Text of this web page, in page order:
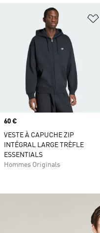
Prix
60 €
VESTE À CAPUCHE ZIP
INTÉGRAL LARGE TRÈFLE
ESSENTIALS
Hommes Originals